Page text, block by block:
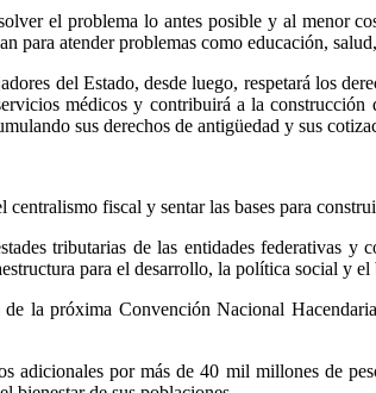
el problema lo antes posible y al menor
para atender problemas como educación,
del Estado, desde luego, respetará los
médicos y contribuirá a la
sus derechos de antigüedad y sus
fiscal y sentar las bases para
tributarias de las entidades federativas
para el desarrollo, la política social y el
la próxima Convención Nacional
adicionales por más de 40 mil millones de